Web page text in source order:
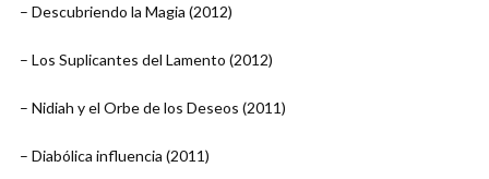
– Descubriendo la Magia (2012)
– Los Suplicantes del Lamento (2012)
– Nidiah y el Orbe de los Deseos (2011)
– Diabólica influencia (2011)